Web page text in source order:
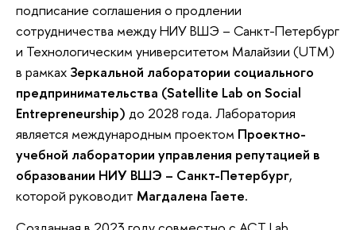
подписание соглашения о продлении
сотрудничества между НИУ ВШЭ – Санкт-Петербург
и Технологическим университетом Малайзии (UTM)
в рамках Зеркальной лаборатории социального
предпринимательства (Satellite Lab on Social
Entrepreneurship) до 2028 года. Лаборатория
является международным проектом Проектно-
учебной лаборатории управления репутацией в
образовании НИУ ВШЭ – Санкт-Петербург,
которой руководит Магдалена Гаете.